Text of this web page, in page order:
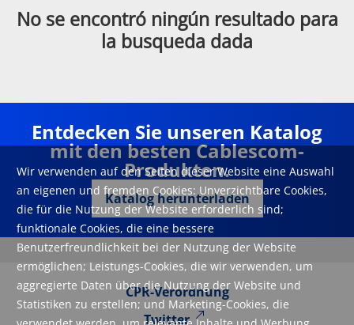
Wir verwenden auf den Seiten dieser Website eine Auswahl
an eigenen und fremden Cookies: Unverzichtbare Cookies,
die für die Nutzung der Website erforderlich sind;
funktionale Cookies, die eine bessere
Benutzerfreundlichkeit bei der Nutzung der Website
ermöglichen; Leistungs-Cookies, die wir verwenden, um
aggregierte Daten über die Nutzung der Website und
Statistiken zu erstellen; und Marketing-Cookies, die
No se encontró ningún resultado para
la busqueda dada
Entdecken Sie unseren Katalog
mit den besten Cablescom-
Produkten.
Katalog herunterladen
CPR-Verordnung
Twitter